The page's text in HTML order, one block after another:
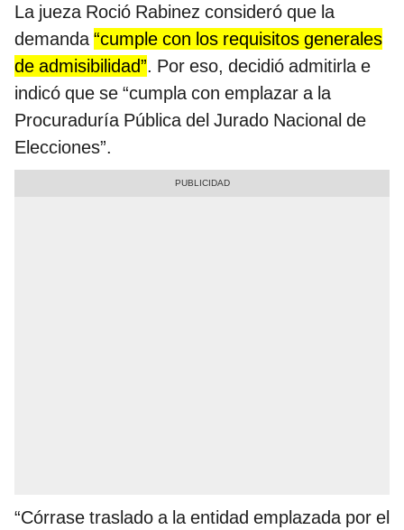
La jueza Roció Rabinez consideró que la
demanda“cumple con los requisitos generales
de admisibilidad”. Por eso, decidió admitirla e
indicó que se “cumpla con emplazar a la
Procuraduría Pública del Jurado Nacional de
Elecciones”.
“Córrase traslado a la entidad emplazada por el